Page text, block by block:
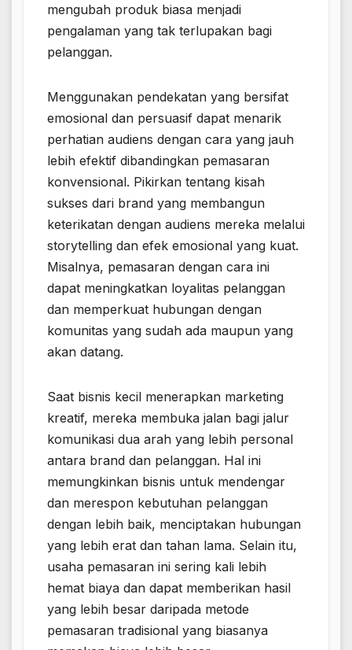
mengubah produk biasa menjadi
pengalaman yang tak terlupakan bagi
pelanggan.
Menggunakan pendekatan yang bersifat
emosional dan persuasif dapat menarik
perhatian audiens dengan cara yang jauh
lebih efektif dibandingkan pemasaran
konvensional. Pikirkan tentang kisah
sukses dari brand yang membangun
keterikatan dengan audiens mereka melalui
storytelling dan efek emosional yang kuat.
Misalnya, pemasaran dengan cara ini
dapat meningkatkan loyalitas pelanggan
dan memperkuat hubungan dengan
komunitas yang sudah ada maupun yang
akan datang.
Saat bisnis kecil menerapkan marketing
kreatif, mereka membuka jalan bagi jalur
komunikasi dua arah yang lebih personal
antara brand dan pelanggan. Hal ini
memungkinkan bisnis untuk mendengar
dan merespon kebutuhan pelanggan
dengan lebih baik, menciptakan hubungan
yang lebih erat dan tahan lama. Selain itu,
usaha pemasaran ini sering kali lebih
hemat biaya dan dapat memberikan hasil
yang lebih besar daripada metode
pemasaran tradisional yang biasanya